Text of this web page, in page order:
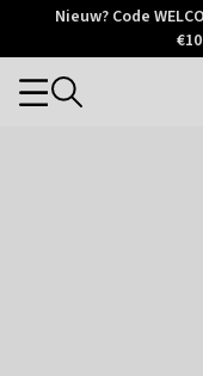
Otrium
Trustpilot
Nieuw? Code
Categories